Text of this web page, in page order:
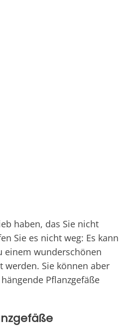
haben, das Sie nicht
Sie es nicht weg: Es kann
einem wunderschönen
werden. Sie können aber
Pflanzgefäße